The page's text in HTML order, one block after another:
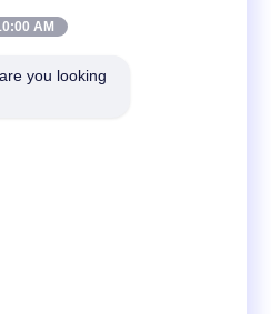
AM
you looking